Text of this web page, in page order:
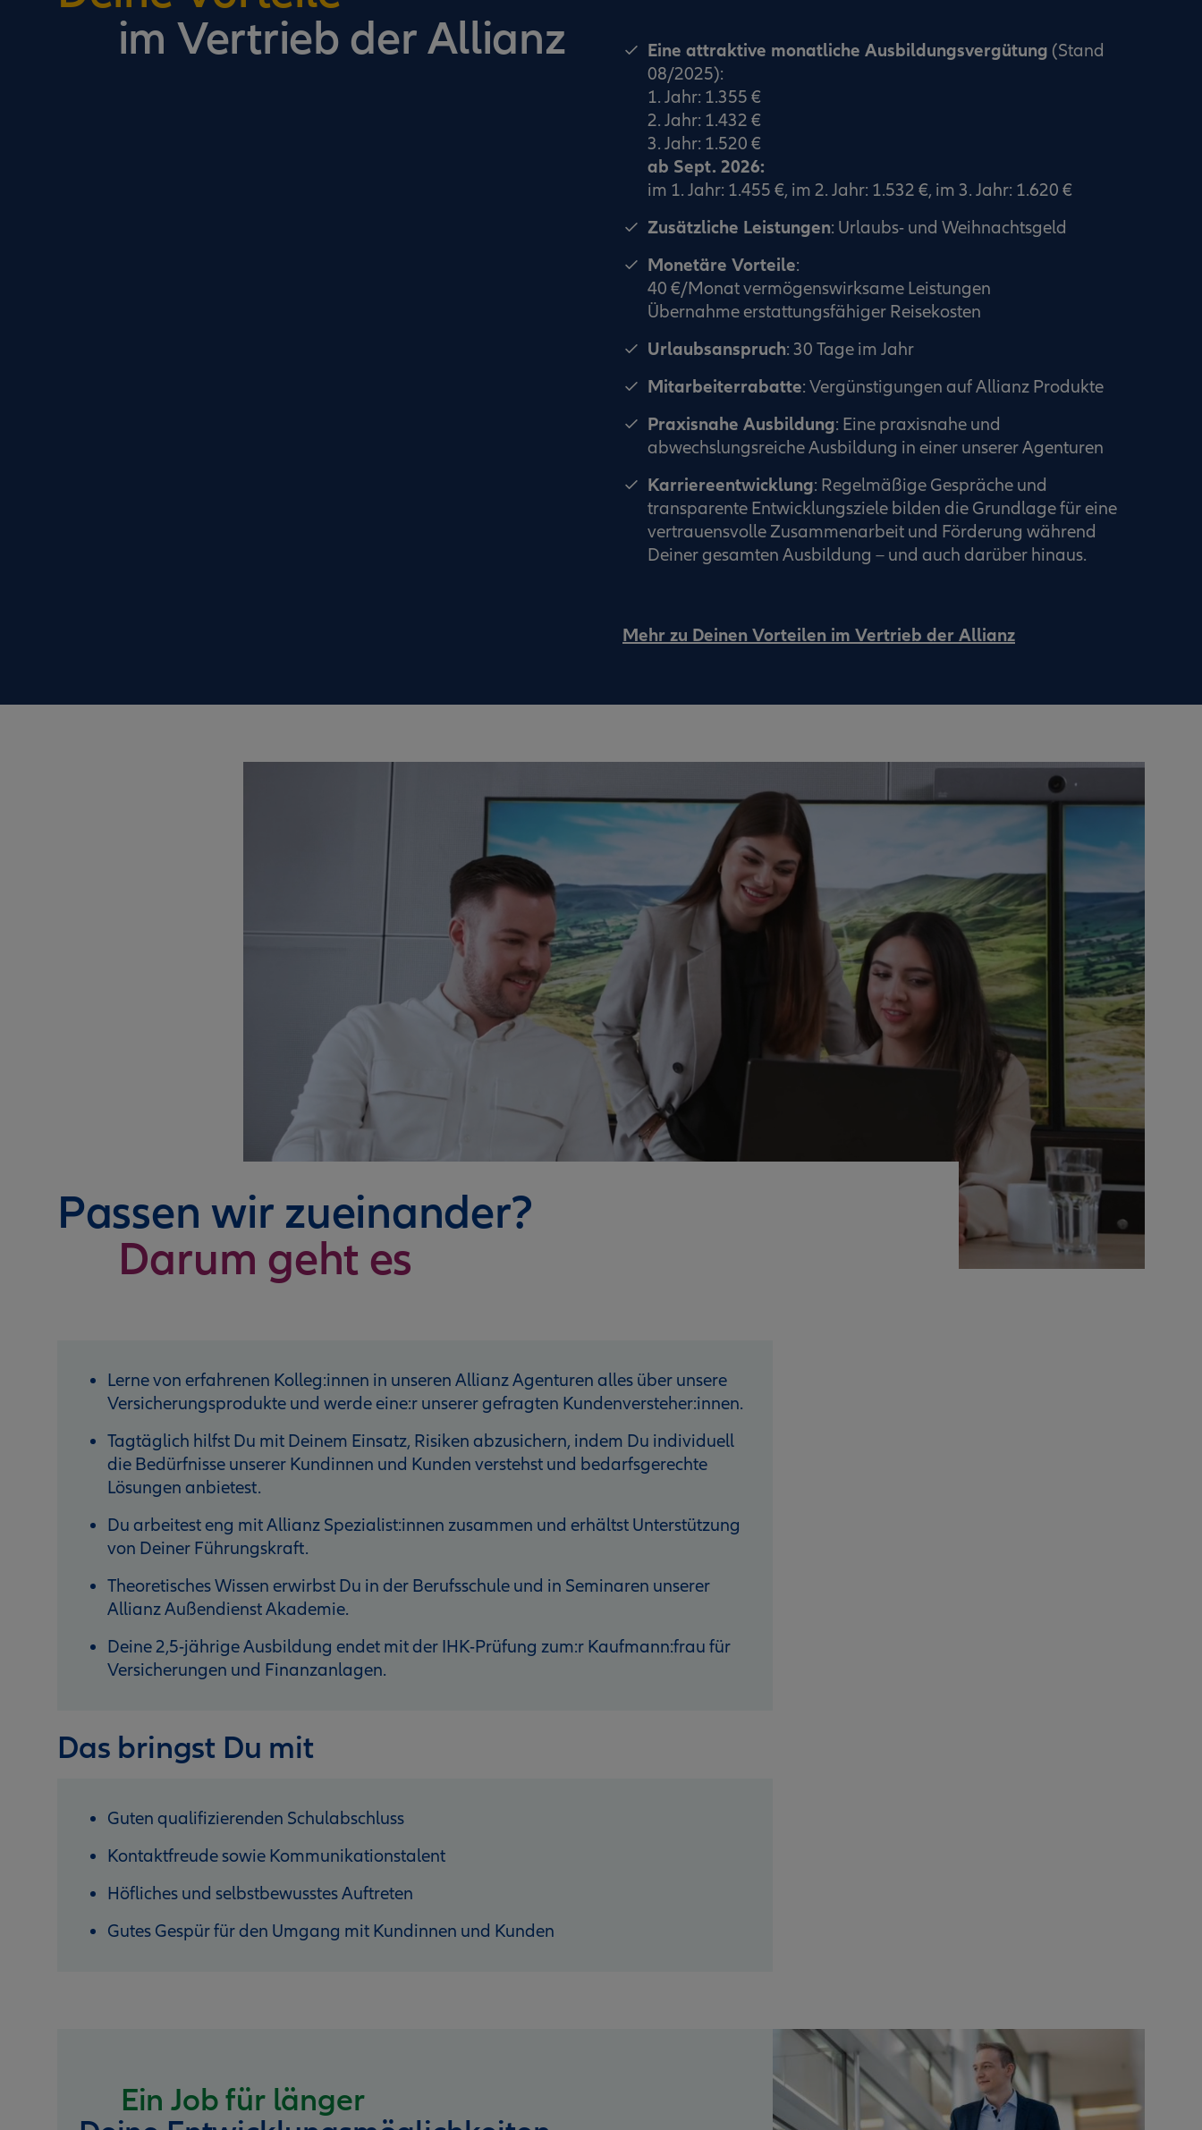
im Vertrieb der Allianz
Eine attraktive monatliche Ausbildungsvergütung (Stand
08/2025):
1. Jahr: 1.355 €
2. Jahr: 1.432 €
3. Jahr: 1.520 €
ab Sept. 2026:
im 1. Jahr: 1.455 €, im 2. Jahr: 1.532 €, im 3. Jahr: 1.620 €
Zusätzliche Leistungen: Urlaubs- und Weihnachtsgeld
Monetäre Vorteile:
40 €/Monat vermögenswirksame Leistungen
Übernahme erstattungsfähiger Reisekosten
Urlaubsanspruch: 30 Tage im Jahr
Mitarbeiterrabatte: Vergünstigungen auf Allianz Produkte
Praxisnahe Ausbildung: Eine praxisnahe und
abwechslungsreiche Ausbildung in einer unserer Agenturen
Karriereentwicklung: Regelmäßige Gespräche und
transparente Entwicklungsziele bilden die Grundlage für eine
vertrauensvolle Zusammenarbeit und Förderung während
Deiner gesamten Ausbildung – und auch darüber hinaus.
Mehr zu Deinen Vorteilen im Vertrieb der Allianz
Passen wir zueinander?
Darum geht es
Lerne von erfahrenen Kolleg:innen in unseren Allianz Agenturen alles über unsere
Versicherungsprodukte und werde eine:r unserer gefragten Kundenversteher:innen.
Tagtäglich hilfst Du mit Deinem Einsatz, Risiken abzusichern, indem Du individuell
die Bedürfnisse unserer Kundinnen und Kunden verstehst und bedarfsgerechte
Lösungen anbietest.
Du arbeitest eng mit Allianz Spezialist:innen zusammen und erhältst Unterstützung
von Deiner Führungskraft.
Theoretisches Wissen erwirbst Du in der Berufsschule und in Seminaren unserer
Allianz Außendienst Akademie.
Deine 2,5-jährige Ausbildung endet mit der IHK-Prüfung zum:r Kaufmann:frau für
Versicherungen und Finanzanlagen.
Das bringst Du mit
Guten qualifizierenden Schulabschluss
Kontaktfreude sowie Kommunikationstalent
Höfliches und selbstbewusstes Auftreten
Gutes Gespür für den Umgang mit Kundinnen und Kunden
Ein Job für länger